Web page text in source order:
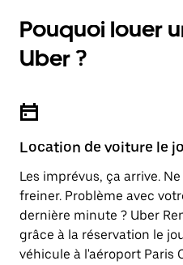
Pouquoi louer
Uber ?
Location de voiture le
Les imprévus, ça arrive.
freiner. Problème avec
dernière minute ? Uber
grâce à la réservation le
véhicule à l'aéroport Paris